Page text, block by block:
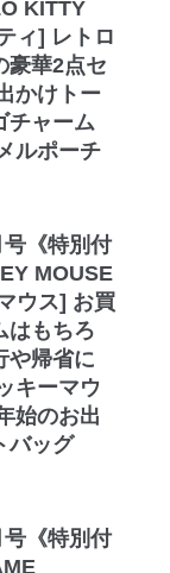
KITTY
ィ] レトロ
豪華2点セ
かけトー
チャーム
ルポーチ
《特別付
MOUSE
ウス] お買
はもちろ
や帰省に
キーマウ
始のお出
バッグ
《特別付